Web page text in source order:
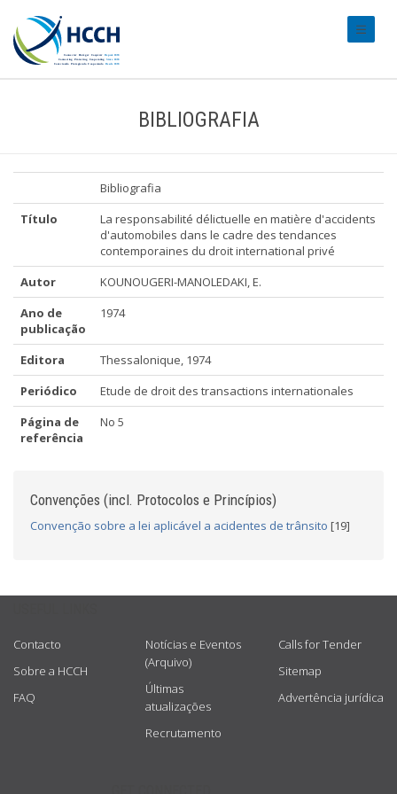
BIBLIOGRAFIA
Bibliografia
Título
La responsabilité délictuelle en matière d'accidents
d'automobiles dans le cadre des tendances
contemporaines du droit international privé
Autor
KOUNOUGERI-MANOLEDAKI, E.
Ano de
publicação
1974
Editora
Thessalonique, 1974
Periódico
Etude de droit des transactions internationales
Página de
referência
No 5
Convenções (incl. Protocolos e Princípios)
Convenção sobre a lei aplicável a acidentes de trânsito [19]
Contacto
Sobre a HCCH
FAQ
Notícias e Eventos
(Arquivo)
Últimas
atualizações
Recrutamento
Calls for Tender
Sitemap
Advertência jurídica